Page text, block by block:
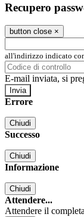
Recupero
button close ×
all'indirizzo indicato
E-mail inviata, si
Errore
Chiudi
Successo
Chiudi
Informazione
Chiudi
Attendere...
Attendere il